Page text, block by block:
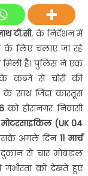
की
बड़ी
सफलता,
अंतर्राज्यीय
चोर
गिरफ्तार……
टी.सी. के निर्देशन में
के लिए चलाए जा रहे
मिली है। पुलिस ने एक
कब्जे से चोरी की
साथ जिंदा कारतूस
को हीरानगर निवासी
(UK 04
इसके अगले दिन11मार्च
से चार मोबाइल
गंभीरता को देखते हुए